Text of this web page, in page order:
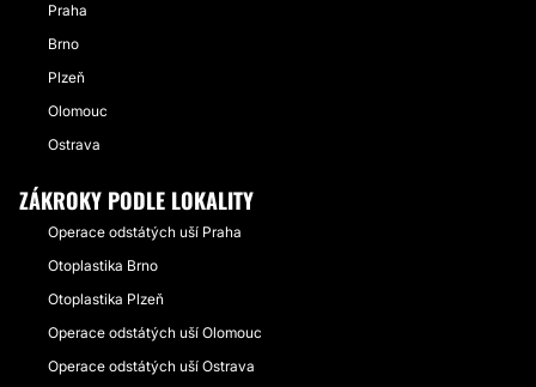
Praha
Brno
Plzeň
Olomouc
Ostrava
ZÁKROKY PODLE LOKALITY
Operace odstátých uší Praha
Otoplastika Brno
Otoplastika Plzeň
Operace odstátých uší Olomouc
Operace odstátých uší Ostrava